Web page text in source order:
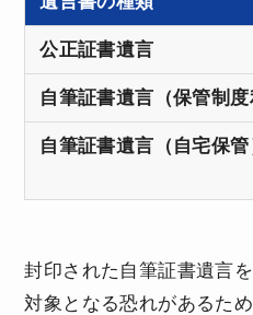
公正証書遺言
自筆証書遺言（保管制度
自筆証書遺言（自宅保管
封印された自筆証書遺言
対象となる恐れがあるた